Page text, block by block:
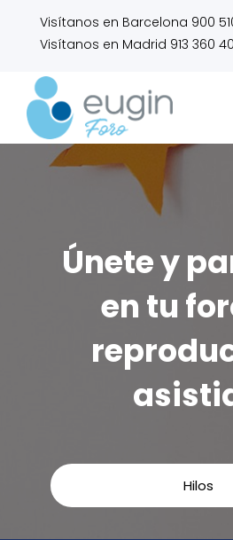
Visítanos en Barcelona 900
Visítanos en Madrid 913 360
Únete y
en tu
Hilos